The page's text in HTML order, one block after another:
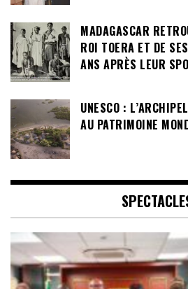
MADAGASCAR
ROI TOERA ET DE
ANS APRÈS LEUR
UNESCO :
AU PATRIMOINE